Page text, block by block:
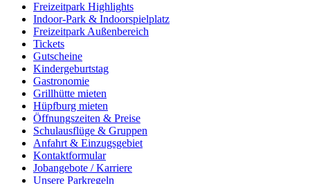
Freizeitpark Highlights
Indoor-Park & Indoorspielplatz
Freizeitpark Außenbereich
Tickets
Gutscheine
Kindergeburtstag
Gastronomie
Grillhütte mieten
Hüpfburg mieten
Öffnungszeiten & Preise
Schulausflüge & Gruppen
Anfahrt & Einzugsgebiet
Kontaktformular
Jobangebote / Karriere
Unsere Parkregeln